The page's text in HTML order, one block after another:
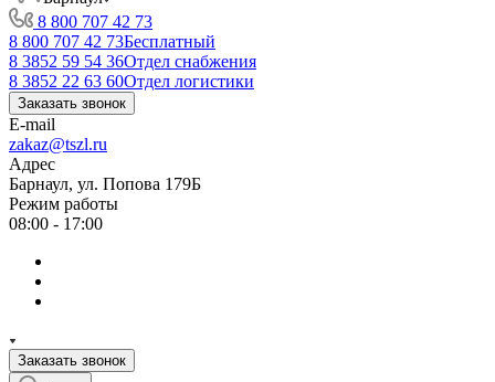
8 800 707 42 73
8 800 707 42 73Бесплатный
8 3852 59 54 36Отдел снабжения
8 3852 22 63 60Отдел логистики
Заказать звонок
E-mail
zakaz@tszl.ru
Адрес
Барнаул, ул. Попова 179Б
Режим работы
08:00 - 17:00
Заказать звонок